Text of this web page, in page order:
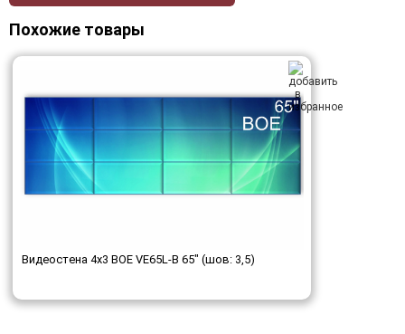
Похожие товары
Видеостена 4x3 BOE VE65L-B 65" (шов: 3,5)